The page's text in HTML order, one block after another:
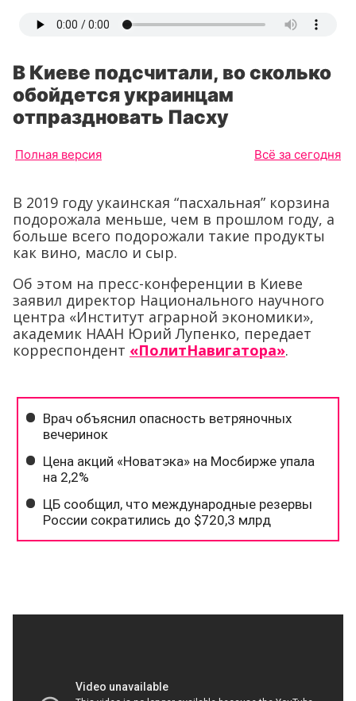
В Киеве подсчитали, во сколько
обойдется украинцам
отпраздновать Пасху
Полная версия Всё за сегодня
В 2019 году укаинская “пасхальная” корзина
подорожала меньше, чем в прошлом году, а
больше всего подорожали такие продукты
как вино, масло и сыр.
Об этом на пресс-конференции в Киеве
заявил директор Национального научного
центра «Институт аграрной экономики»,
академик НААН Юрий Лупенко, передает
корреспондент «ПолитНавигатора».